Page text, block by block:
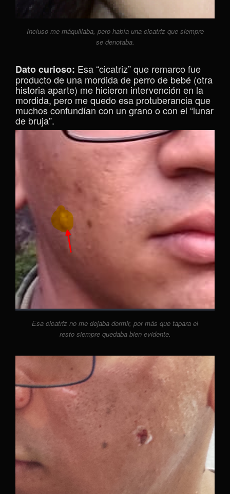
Incluso me máquillaba, pero había una cicatriz que siempre
se denotaba.
Dato curioso: Esa “cicatriz” que remarco fue
producto de una mordida de perro de bebé (otra
historia aparte) me hicieron intervención en la
mordida, pero me quedo esa protuberancia que
muchos confundían con un grano o con el “lunar
de bruja”.
Esa cicatriz no me dejaba dormir, por más que tapara el
resto siempre quedaba bien evidente.